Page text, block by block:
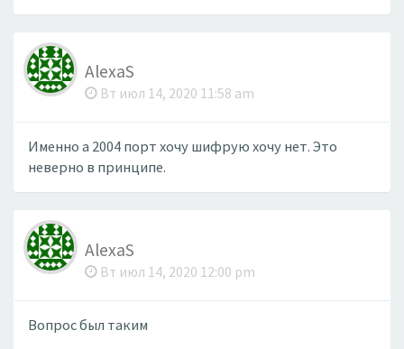
AlexaS
Вт июл 14, 2020 11:58 am
Именно а 2004 порт хочу шифрую хочу нет. Это
неверно в принципе.
AlexaS
Вт июл 14, 2020 12:00 pm
Вопрос был таким